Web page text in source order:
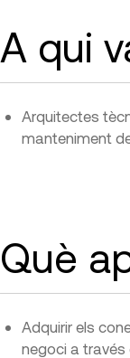
A qui
Arquitectes
manteniment
Què
Adquirir els
negoci a través